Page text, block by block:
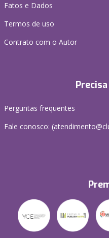
Fatos e Dados
Termos de uso
Contrato com o Autor
Perguntas frequentes
Fale conosco: